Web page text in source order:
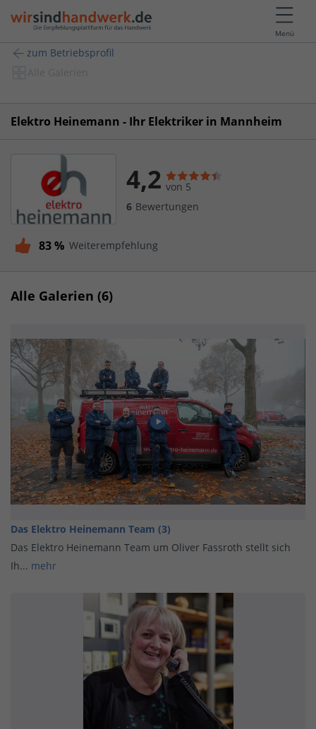
Menü
zum Betriebsprofil
Alle Galerien
Elektro Heinemann - Ihr Elektriker in Mannheim
4,2 von 5
6 Bewertungen
83 % Weiterempfehlung
Alle Galerien (6)
Das Elektro Heinemann Team (3)
Das Elektro Heinemann Team um Oliver Fassroth stellt sich
Ih... mehr